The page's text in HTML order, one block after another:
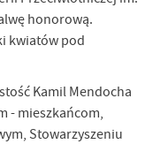
honorową.
kwiatów pod
Kamil Mendocha
- mieszkańcom,
Stowarzyszeniu